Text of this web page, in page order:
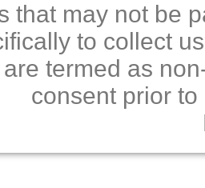
that may not be
to collect
termed as
consent prior